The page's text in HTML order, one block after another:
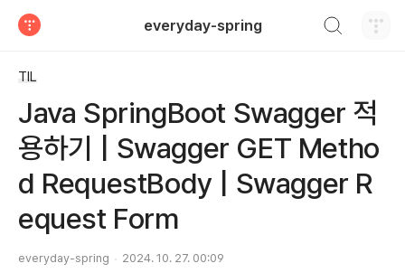
everyday-spring
TIL
Java SpringBoot Swagger 적
용하기 | Swagger GET Metho
d RequestBody | Swagger R
equest Form
everyday-spring 2024. 10. 27. 00:09